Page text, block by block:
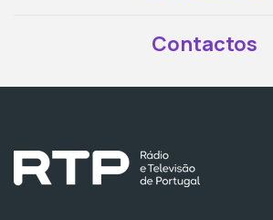
Contactos